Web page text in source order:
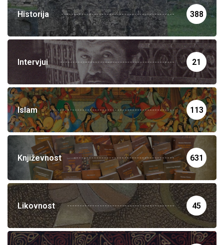
Historija 388
Intervjui 21
Islam 113
Književnost 631
Likovnost 45